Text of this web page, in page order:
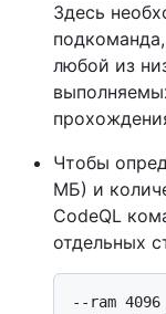
Здесь
любой из
Чтобы
МБ) и
CodeQL
отдельных
--ram 4096